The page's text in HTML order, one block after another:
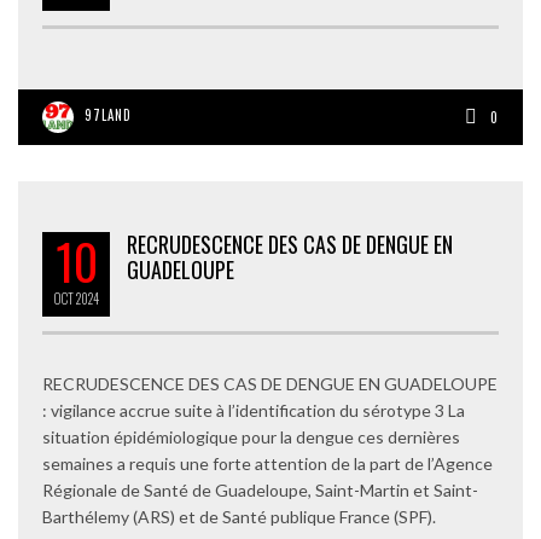
97LAND 0
10
OCT2024
RECRUDESCENCE DES CAS DE DENGUE EN
GUADELOUPE
RECRUDESCENCE DES CAS DE DENGUE EN GUADELOUPE
: vigilance accrue suite à l’identification du sérotype 3 La
situation épidémiologique pour la dengue ces dernières
semaines a requis une forte attention de la part de l’Agence
Régionale de Santé de Guadeloupe, Saint-Martin et Saint-
Barthélemy (ARS) et de Santé publique France (SPF).